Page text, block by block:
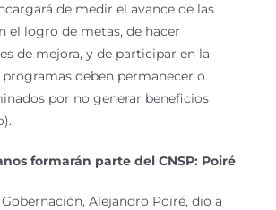
de medir el avance de las
el logro de metas, de hacer
de mejora, y de participar en la
deben permanecer o
por no generar beneficios
formarán parte del CNSP: Poiré
Alejandro Poiré, dio a